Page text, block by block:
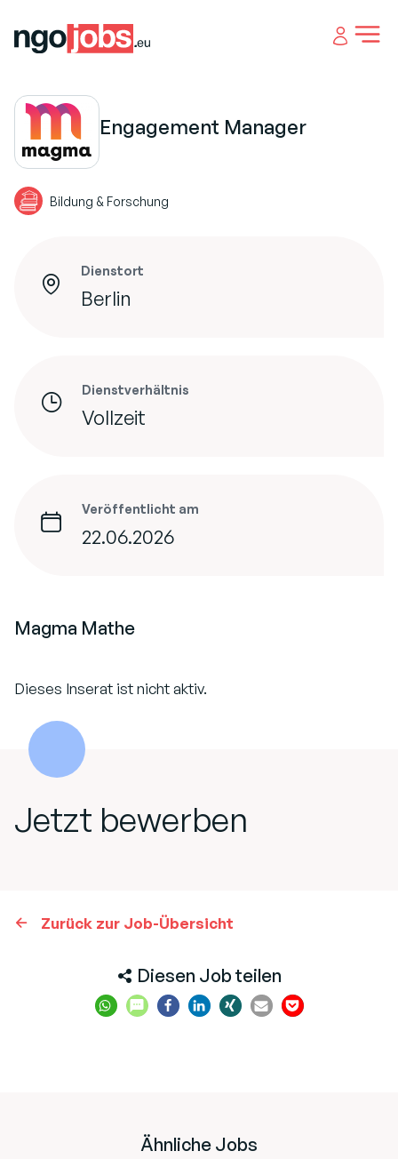
Open
Engagement Manager
Bildung & Forschung
Dienstort
Berlin
Dienstverhältnis
Vollzeit
Veröffentlicht am
22.06.2026
Magma Mathe
Dieses Inserat ist nicht aktiv.
Jetzt bewerben
Zurück zur Job-Übersicht
Diesen Job teilen
Ähnliche Jobs